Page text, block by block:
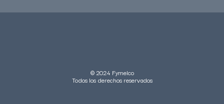
© 2024 Fymelco
Todos los derechos reservados